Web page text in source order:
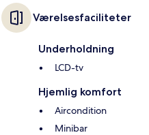
Værelsesfaciliteter
Underholdning
LCD-tv
Hjemlig komfort
Aircondition
Minibar